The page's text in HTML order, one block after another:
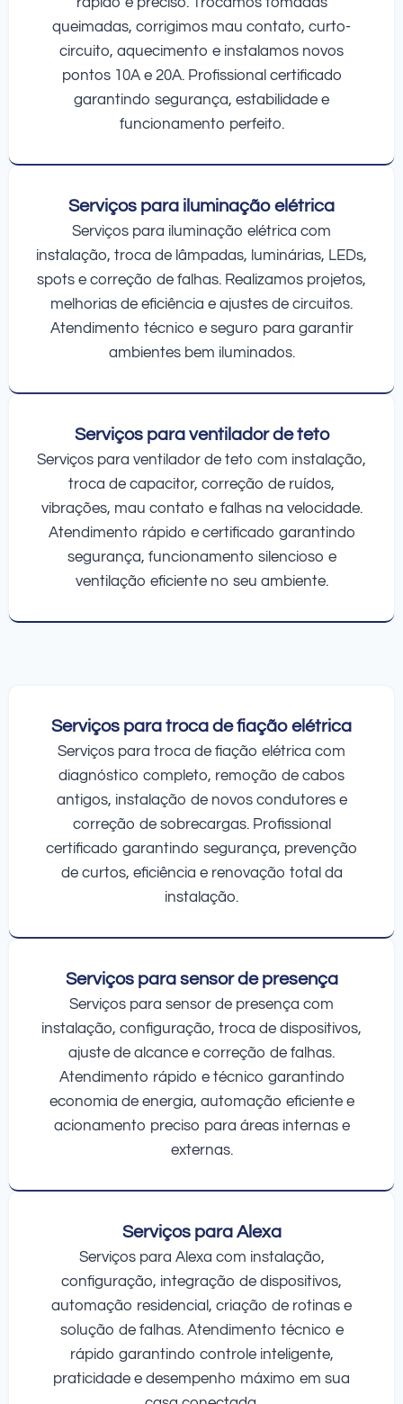
queimadas, corrigimos mau contato, curto-
circuito, aquecimento e instalamos novos
pontos 10A e 20A. Profissional certificado
garantindo segurança, estabilidade e
funcionamento perfeito.
Serviços para iluminação elétrica
Serviços para iluminação elétrica com
instalação, troca de lâmpadas, luminárias, LEDs,
spots e correção de falhas. Realizamos projetos,
melhorias de eficiência e ajustes de circuitos.
Atendimento técnico e seguro para garantir
ambientes bem iluminados.
Serviços para ventilador de teto
Serviços para ventilador de teto com instalação,
troca de capacitor, correção de ruídos,
vibrações, mau contato e falhas na velocidade.
Atendimento rápido e certificado garantindo
segurança, funcionamento silencioso e
ventilação eficiente no seu ambiente.
Serviços para troca de fiação elétrica
Serviços para troca de fiação elétrica com
diagnóstico completo, remoção de cabos
antigos, instalação de novos condutores e
correção de sobrecargas. Profissional
certificado garantindo segurança, prevenção
de curtos, eficiência e renovação total da
instalação.
Serviços para sensor de presença
Serviços para sensor de presença com
instalação, configuração, troca de dispositivos,
ajuste de alcance e correção de falhas.
Atendimento rápido e técnico garantindo
economia de energia, automação eficiente e
acionamento preciso para áreas internas e
externas.
Serviços para Alexa
Serviços para Alexa com instalação,
configuração, integração de dispositivos,
automação residencial, criação de rotinas e
solução de falhas. Atendimento técnico e
rápido garantindo controle inteligente,
praticidade e desempenho máximo em sua